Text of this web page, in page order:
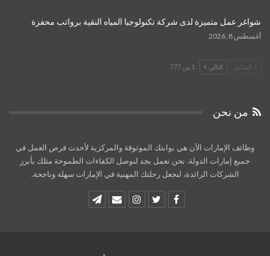
شواغر عمل متميزة لدى شركة تكنولوجيا المياه النقية برواتب محفزة
أغسطس 8, 2026
السابق التالي 1 من 777
من نحن
وظائف الإمارات الآن هي بوابتك الموثوقة والمركزية لأحدث فرص العمل في
جميع إمارات الدولة. نحن نعمل بجد لنوصل الكفاءات الطموحة مثلك بأبرز
الشركات الرائدة، لنجعل رحلتك المهنية في الإمارات سهلة وناجحة.